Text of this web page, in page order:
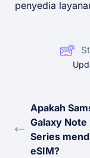
penyedia
Apakah
Galaxy Note
Series
eSIM?